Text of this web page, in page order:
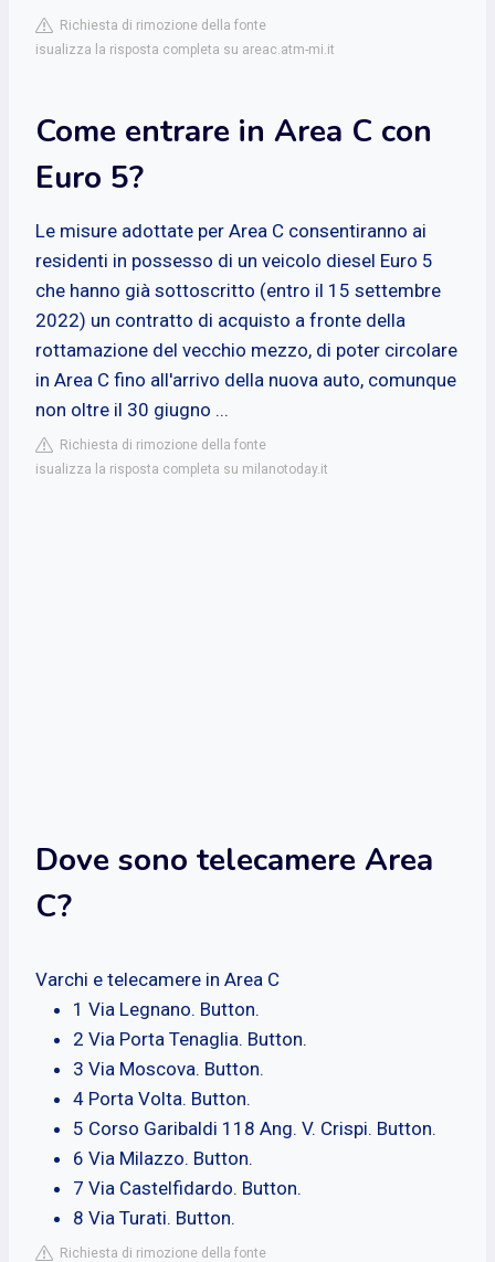
Richiesta di rimozione della fonte
isualizza la risposta completa su areac.atm-mi.it
Come entrare in Area C con
Euro 5?
Le misure adottate per Area C consentiranno ai
residenti in possesso di un veicolo diesel Euro 5
che hanno già sottoscritto (entro il 15 settembre
2022) un contratto di acquisto a fronte della
rottamazione del vecchio mezzo, di poter circolare
in Area C fino all'arrivo della nuova auto, comunque
non oltre il 30 giugno ...
Richiesta di rimozione della fonte
isualizza la risposta completa su milanotoday.it
Dove sono telecamere Area
C?
Varchi e telecamere in Area C
1 Via Legnano. Button.
2 Via Porta Tenaglia. Button.
3 Via Moscova. Button.
4 Porta Volta. Button.
5 Corso Garibaldi 118 Ang. V. Crispi. Button.
6 Via Milazzo. Button.
7 Via Castelfidardo. Button.
8 Via Turati. Button.
Richiesta di rimozione della fonte